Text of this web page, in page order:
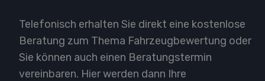
Telefonisch erhalten Sie direkt eine kostenlose
Beratung zum Thema Fahrzeugbewertung oder
Sie können auch einen Beratungstermin
vereinbaren. Hier werden dann Ihre